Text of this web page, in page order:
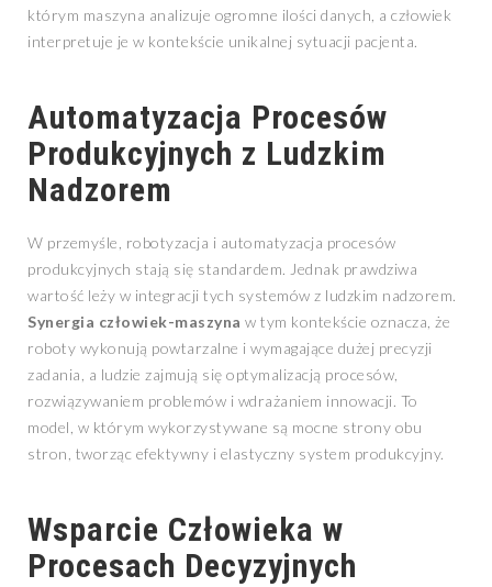
którym maszyna analizuje ogromne ilości danych, a człowiek
interpretuje je w kontekście unikalnej sytuacji pacjenta.
Automatyzacja Procesów
Produkcyjnych z Ludzkim
Nadzorem
W przemyśle, robotyzacja i automatyzacja procesów
produkcyjnych stają się standardem. Jednak prawdziwa
wartość leży w integracji tych systemów z ludzkim nadzorem.
Synergia człowiek-maszyna w tym kontekście oznacza, że
roboty wykonują powtarzalne i wymagające dużej precyzji
zadania, a ludzie zajmują się optymalizacją procesów,
rozwiązywaniem problemów i wdrażaniem innowacji. To
model, w którym wykorzystywane są mocne strony obu
stron, tworząc efektywny i elastyczny system produkcyjny.
Wsparcie Człowieka w
Procesach Decyzyjnych